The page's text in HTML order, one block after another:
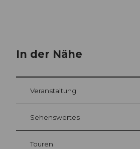
In der Nähe
Veranstaltung
Sehenswertes
Touren